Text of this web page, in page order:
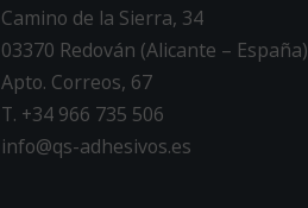
Camino de la Sierra, 34
03370 Redován (Alicante – España)
Apto. Correos, 67
T. +34 966 735 506
info@qs-adhesivos.es